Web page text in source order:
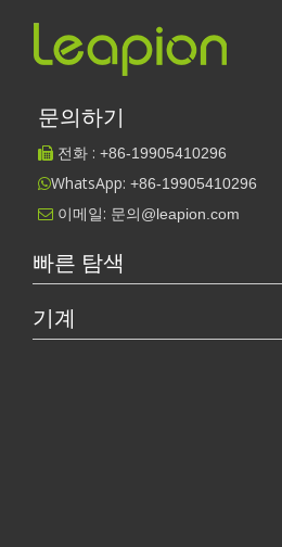
표면 처리 및 복원 분야에서는 레이
80w 이산화탄소 레이저 커터
관련 비디오
문의하기
 전화 : +86-19905410296
WhatsApp: +86-19905410296
 이메일: 문의@leapion.com
빠른 탐색
기계